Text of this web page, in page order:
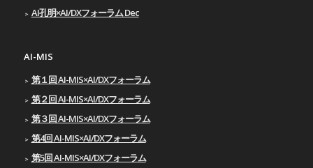
AI孔明×AI/DXフォーラム Dec
AI-MIS
第１回 AI-MIS×AI/DXフォーラム
第２回 AI-MIS×AI/DXフォーラム
第３回 AI-MIS×AI/DXフォーラム
第4回 AI-MIS×AI/DXフォーラム
第5回 AI-MIS×AI/DXフォーラム